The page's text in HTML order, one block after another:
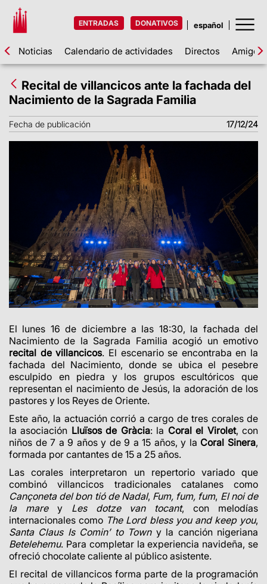
ENTRADAS DONATIVOS
Noticias Calendario de actividades Directos Amigos
Recital de villancicos ante la fachada del
Nacimiento de la Sagrada Familia
Fecha de publicación 17/12/24
El lunes 16 de diciembre a las 18:30, la fachada del
Nacimiento de la Sagrada Familia acogió un emotivo
recital de villancicos. El escenario se encontraba en la
fachada del Nacimiento, donde se ubica el pesebre
esculpido en piedra y los grupos escultóricos que
representan el nacimiento de Jesús, la adoración de los
pastores y los Reyes de Oriente.
Este año, la actuación corrió a cargo de tres corales de
la asociación Lluïsos de Gràcia: la Coral el Virolet, con
niños de 7 a 9 años y de 9 a 15 años, y la Coral Sinera,
formada por cantantes de 15 a 25 años.
Las corales interpretaron un repertorio variado que
combinó villancicos tradicionales catalanes como
Cançoneta del bon tió de Nadal, Fum, fum, fum, El noi de
la marey Les dotze van tocant, con melodías
internacionales como The Lord bless you and keep you,
Santa Claus Is Comin’ to Towny la canción nigeriana
Betelehemu. Para completar la experiencia navideña, se
ofreció chocolate caliente al público asistente.
El recital de villancicos forma parte de la programación